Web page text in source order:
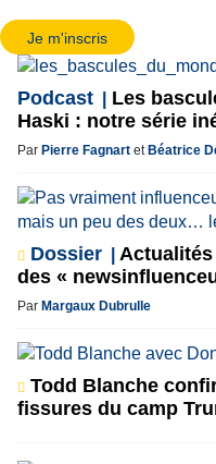
Je m'inscris
Podcast
Les
Haski : notre série
Par Pierre Fagnart et Béatrice
Dossier
des «
Par Margaux Dubrulle
Todd Blanche
fissures du camp